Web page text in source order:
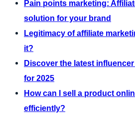
Pain points marketing:
solution for your brand
Legitimacy of affiliate
it?
Discover the latest
for 2025
How can I sell a product
efficiently?